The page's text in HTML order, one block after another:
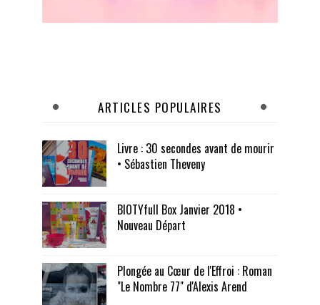
ARTICLES POPULAIRES
Livre : 30 secondes avant de mourir
• Sébastien Theveny
BIOTYfull Box Janvier 2018 •
Nouveau Départ
Plongée au Cœur de l'Effroi : Roman
"Le Nombre 77" d'Alexis Arend